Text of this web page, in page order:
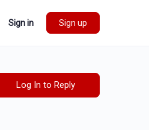
Sign in Sign up
Log In to Reply